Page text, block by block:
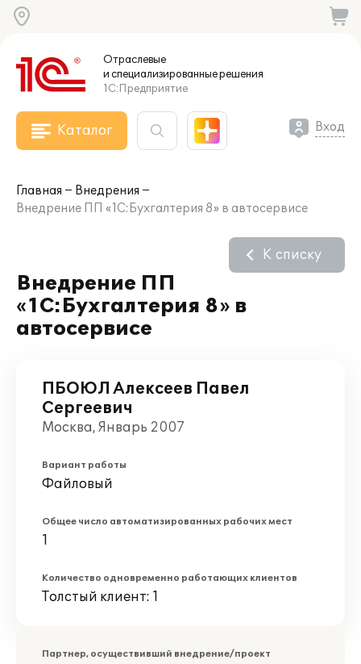
Отраслевые
и специализированныерешения
1С:Предприятие
Каталог Вход
Главная
Внедрения
Внедрение ПП «1С:Бухгалтерия 8» в автосервисе
Внедрение ПП
«1С:Бухгалтерия 8» в
автосервисе
К списку
ПБОЮЛ Алексеев Павел
Сергеевич
Москва, Январь 2007
Вариант работы
Файловый
Общее число автоматизированных рабочих мест
1
Количество одновременно работающих клиентов
Толстый клиент: 1
Партнер, осуществивший внедрение/проект